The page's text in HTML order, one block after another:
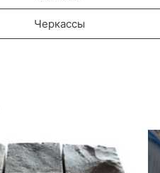
Черкассы